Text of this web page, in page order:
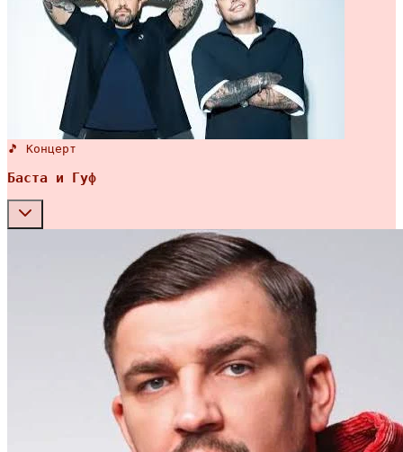
🎵 Концерт
Баста и Гуф